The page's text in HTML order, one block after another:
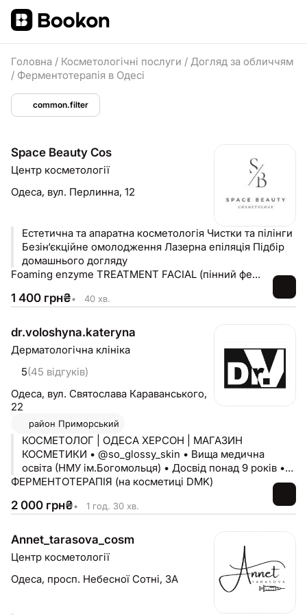
Головна / Косметологічні послуги / Догляд за обличчям
/ Ферментотерапія в Одесі
common.filter
Space Beauty Cos
Центр косметології
Одеса, вул. Перлинна, 12
Естетична та апаратна косметологія Чистки та пілінги
Безін‘єкційне омолодження Лазерна епіляція Підбір
домашнього догляду
Foaming enzyme TREATMENT FACIAL (пінний ферментативний догляд від is CLINICAL)
1 400 грн₴• 40 хв.
dr.voloshyna.kateryna
Дерматологічна клініка
5(45 відгуків)
Одеса, вул. Святослава Караванського,
22
район Приморський
КОСМЕТОЛОГ | ОДЕСА ХЕРСОН | МАГАЗИН
КОСМЕТИКИ • @so_glossy_skin • Вища медична
освіта (НМУ ім.Богомольця) • Досвід понад 9 років •
Сертифікований тренер в Academy of Advanced
ФЕРМЕНТОТЕРАПІЯ (на косметиці DMK)
2 000 грн₴• 1 год. 30 хв.
Annet_tarasova_cosm
Центр косметології
Одеса, просп. Небесної Сотні, 3А